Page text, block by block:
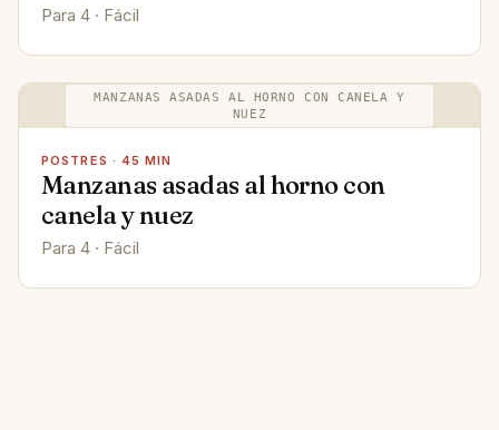
Para 4 · Fácil
MANZANAS ASADAS AL HORNO CON CANELA Y
NUEZ
POSTRES · 45 MIN
Manzanas asadas al horno con
canela y nuez
Para 4 · Fácil